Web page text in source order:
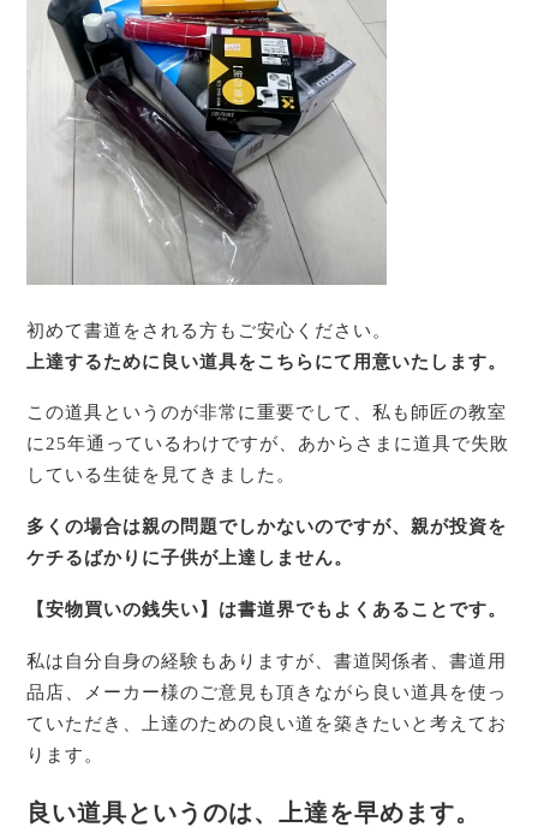
初めて書道をされる方もご安心ください。
上達するために良い道具をこちらにて用意いたします。
この道具というのが非常に重要でして、私も師匠の教室
に25年通っているわけですが、あからさまに道具で失敗
している生徒を見てきました。
多くの場合は親の問題でしかないのですが、親が投資を
ケチるばかりに子供が上達しません。
【安物買いの銭失い】は書道界でもよくあることです。
私は自分自身の経験もありますが、書道関係者、書道用
品店、メーカー様のご意見も頂きながら良い道具を使っ
ていただき、上達のための良い道を築きたいと考えてお
ります。
良い道具というのは、上達を早めます。